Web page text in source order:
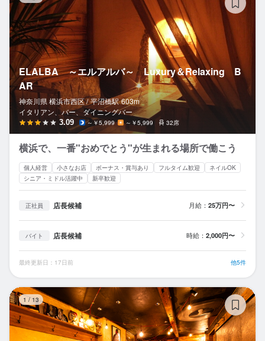
ELALBA ～エルアルバ～ Luxury＆Relaxing B
AR
神奈川県 横浜市西区 / 平沼橋駅 603m
イタリアン、バー、ダイニングバー
3.09 ～￥5,999 ～￥5,999 32席
横浜で、一番"おめでとう"が生まれる場所で働こう
個人経営 小さなお店 ボーナス・賞与あり フルタイム歓迎
ネイルOK
シニア・ミドル活躍中
新卒歓迎
正社員 店長候補 月給： 25万円〜
バイト 店長候補 時給： 2,000円〜
最終更新日：17日前 他5件
1 / 13